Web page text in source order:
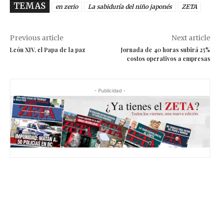
TEMAS en zerio La sabiduría del niño japonés ZETA
Previous article
León XIV, el Papa de la paz
Next article
Jornada de 40 horas subirá 25%
costos operativos a empresas
- Publicidad -